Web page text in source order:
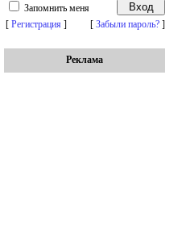
Запомнить меня
[ Регистрация ] [ Забыли пароль? ]
Реклама